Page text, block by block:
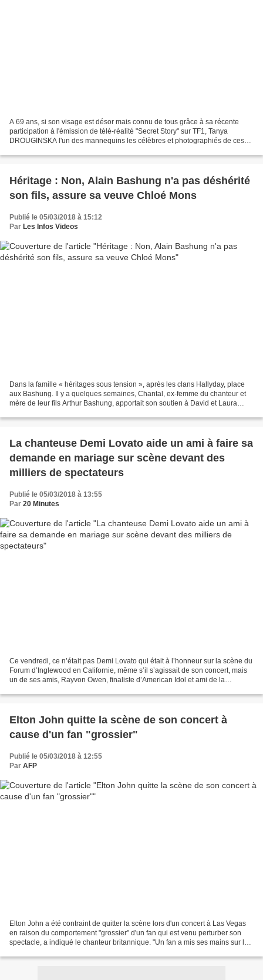
A 69 ans, si son visage est désor mais connu de tous grâce à sa récente
participation à l'émission de télé-réalité "Secret Story" sur TF1, Tanya
DROUGINSKA l'un des mannequins les célèbres et photographiés de ces
Héritage : Non, Alain Bashung n'a pas déshérité
son fils, assure sa veuve Chloé Mons
Publié le 05/03/2018 à 15:12
Par Les Infos Videos
Dans la famille « héritages sous tension », après les clans Hallyday, place
aux Bashung. Il y a quelques semaines, Chantal, ex-femme du chanteur et
mère de leur fils Arthur Bashung, apportait son soutien à David et Laura
La chanteuse Demi Lovato aide un ami à faire sa
demande en mariage sur scène devant des
milliers de spectateurs
Publié le 05/03/2018 à 13:55
Par 20 Minutes
Ce vendredi, ce n’était pas Demi Lovato qui était à l’honneur sur la scène du
Forum d’Inglewood en Californie, même s’il s’agissait de son concert, mais
un de ses amis, Rayvon Owen, finaliste d’American Idol et ami de la
Elton John quitte la scène de son concert à
cause d'un fan "grossier"
Publié le 05/03/2018 à 12:55
Par AFP
Elton John a été contraint de quitter la scène lors d'un concert à Las Vegas
en raison du comportement "grossier" d'un fan qui est venu perturber son
spectacle, a indiqué le chanteur britannique. "Un fan a mis ses mains sur les